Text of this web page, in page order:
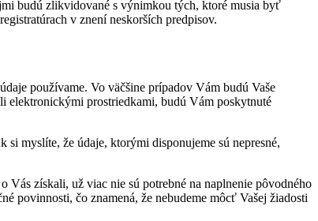
budú zlikvidované s výnimkou tých, ktoré musia byť
v znení neskorších predpisov.
používame. Vo väčšine prípadov Vám budú Vaše
elektronickými prostriedkami, budú Vám poskytnuté
myslíte, že údaje, ktorými disponujeme sú nepresné,
Vás získali, už viac nie sú potrebné na naplnenie pôvodného
povinnosti, čo znamená, že nebudeme môcť Vašej žiadosti